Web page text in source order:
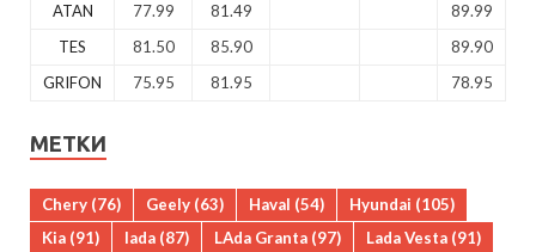
ATAN 77.99 81.49
89.99
TES
81.50 85.90
89.90
GRIFON
75.95 81.95 78.95
МЕТКИ
Chery (76) Geely (63) Haval (54) Hyundai (105)
Kia (91) lada (87) LAda Granta (97) Lada Vesta (91)